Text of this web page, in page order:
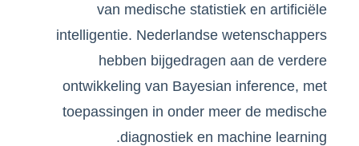
van medische statistiek en artificiële
intelligentie. Nederlandse wetenschappers
hebben bijgedragen aan de verdere
ontwikkeling van Bayesian inference, met
toepassingen in onder meer de medische
diagnostiek en machine learning.